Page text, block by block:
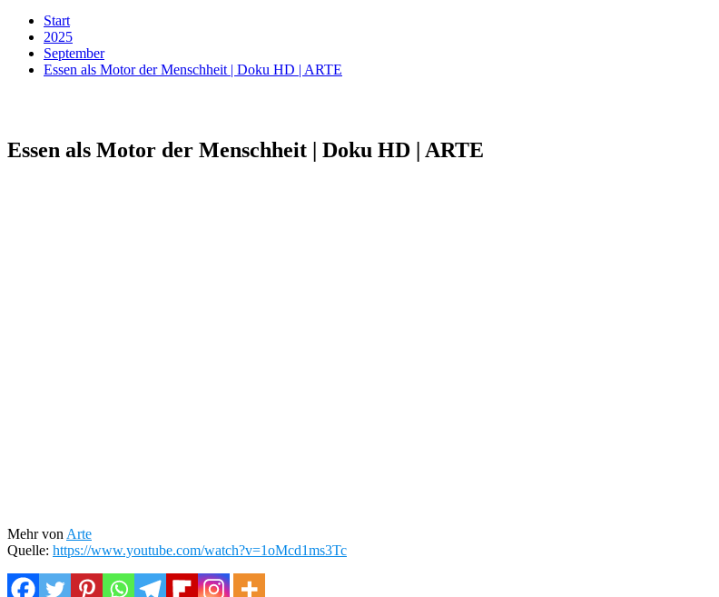
Start
2025
September
Essen als Motor der Menschheit | Doku HD | ARTE
Essen als Motor der Menschheit | Doku HD | ARTE
Mehr von Arte
Quelle: https://www.youtube.com/watch?v=1oMcd1ms3Tc